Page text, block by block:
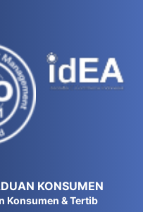
KONSUMEN
Konsumen & Tertib